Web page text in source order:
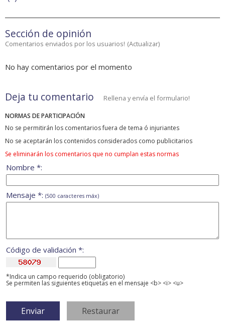
Sección de opinión
Comentarios enviados por los usuarios! (Actualizar)
No hay comentarios por el momento
Deja tu comentario Rellena y envía el formulario!
NORMAS DE PARTICIPACIÓN
No se permitirán los comentarios fuera de tema ó injuriantes
No se aceptarán los contenidos considerados como publicitarios
Se eliminarán los comentarios que no cumplan estas normas
Nombre *:
Mensaje *: (500 caracteres máx)
Código de validación *:
*Indica un campo requerido (obligatorio)
Se permiten las siguientes etiquetas en el mensaje <b> <i> <u>